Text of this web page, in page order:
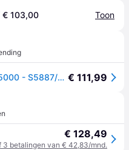
€ 103,00 Toon
Philips scheerapparaat - Series 5000 - S5887/50 € 111,99
€ 128,49
3 betalingen van € 42,83/mnd.